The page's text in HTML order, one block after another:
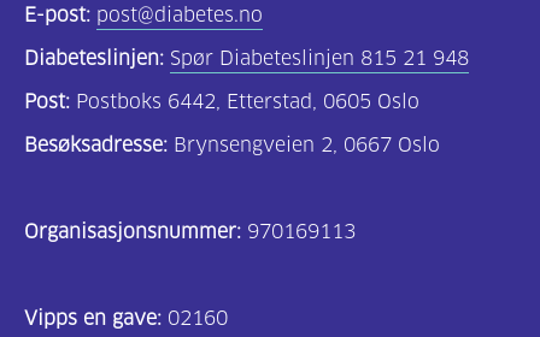
E-post: post@diabetes.no
Diabeteslinjen: Spør Diabeteslinjen 815 21 948
Post: Postboks 6442, Etterstad, 0605 Oslo
Besøksadresse: Brynsengveien 2, 0667 Oslo
Organisasjonsnummer: 970169113
Vipps en gave: 02160